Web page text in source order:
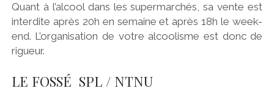
Quant à l’alcool dans les supermarchés, sa vente est
interdite après 20h en semaine et après 18h le week-
end. L’organisation de votre alcoolisme est donc de
rigueur.
LE FOSSÉ SPL / NTNU